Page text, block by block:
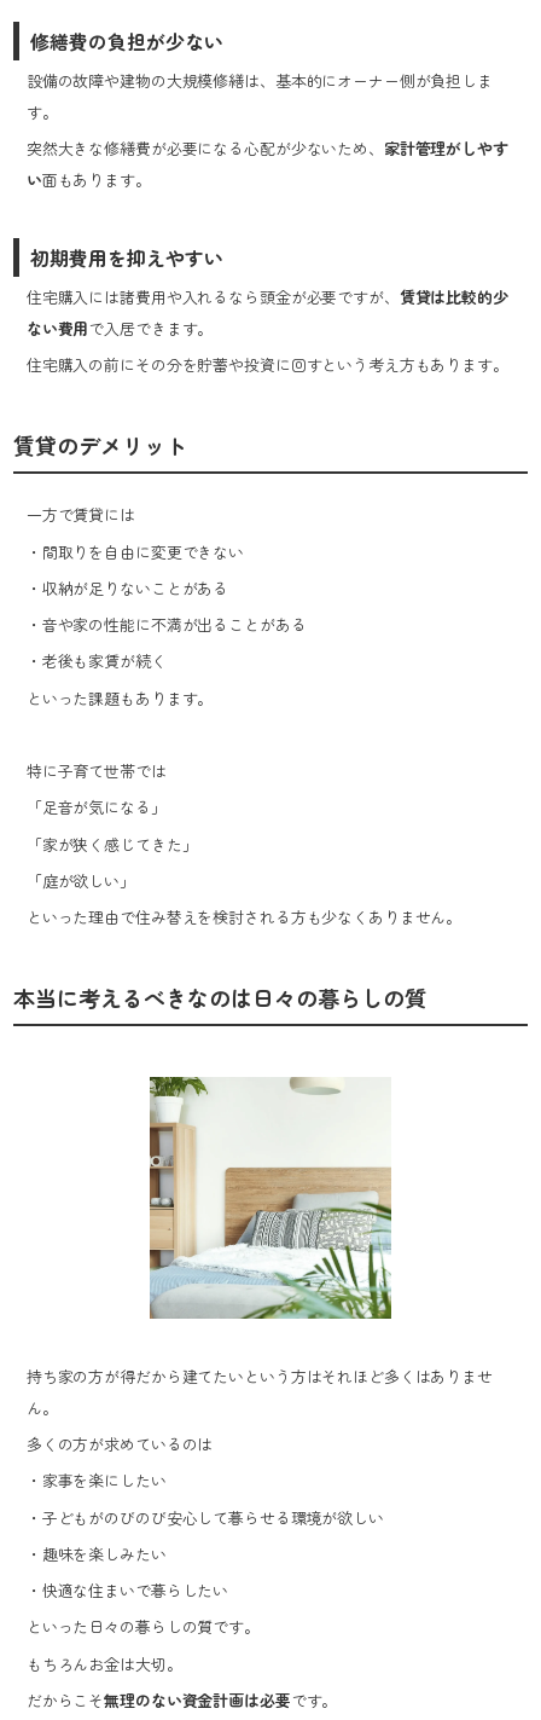
修繕費の負担が少ない
設備の故障や建物の大規模修繕は、基本的にオーナー側が負担しま
す。
突然大きな修繕費が必要になる心配が少ないため、 家計管理がしやす
い面もあります。
初期費用を抑えやすい
住宅購入には諸費用や入れるなら頭金が必要ですが、 賃貸は比較的少
ない費用で入居できます。
住宅購入の前にその分を貯蓄や投資に回すという考え方もあります。
賃貸のデメリット
一方で賃貸には
・間取りを自由に変更できない
・収納が足りないことがある
・音や家の性能に不満が出ることがある
・老後も家賃が続く
といった課題もあります。
特に子育て世帯では
「足音が気になる」
「家が狭く感じてきた」
「庭が欲しい」
といった理由で住み替えを検討される方も少なくありません。
本当に考えるべきなのは日々の暮らしの質
持ち家の方が得だから建てたいという方はそれほど多くはありませ
ん。
多くの方が求めているのは
・家事を楽にしたい
・子どもがのびのび安心して暮らせる環境が欲しい
・趣味を楽しみたい
・快適な住まいで暮らしたい
といった日々の暮らしの質です。
もちろんお金は大切。
だからこそ無理のない資金計画は必要です。